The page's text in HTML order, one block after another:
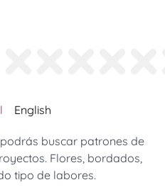
English
buscar patrones de
Flores, bordados,
tipo de labores.